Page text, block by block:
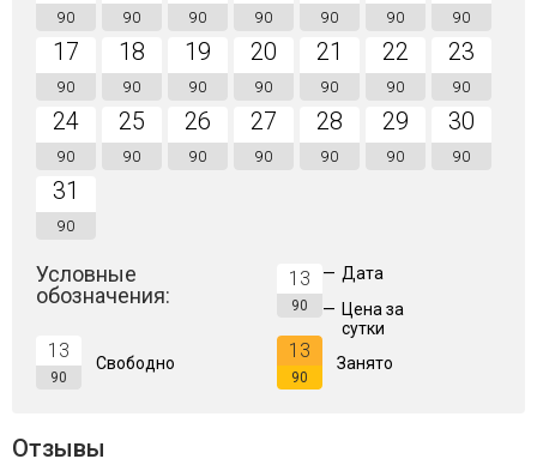
90 90 90 90 90 90 90
17
90
18
90
19
90
20
90
21
90
22
90
23
90
24
90
25
90
26
90
27
90
28
90
29
90
30
90
31
90
Условные
обозначения:
13
90
— Дата
— Цена за
сутки
13
90
Свободно
13
90
Занято
Отзывы